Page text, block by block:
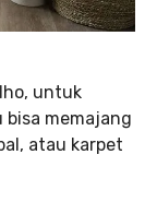
untuk
bisa memajang
atau karpet